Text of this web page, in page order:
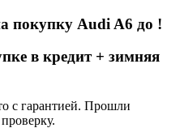
покупку Audi A6 до !
в кредит + зимняя
с гарантией. Прошли